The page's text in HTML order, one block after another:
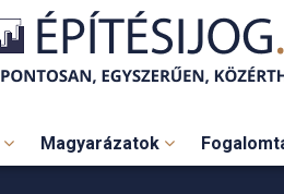
Magyarázatok